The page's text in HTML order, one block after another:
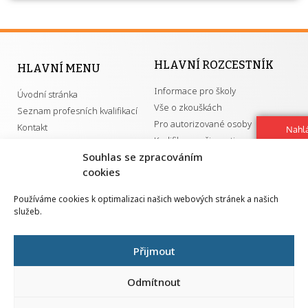
Souhlas se zpracováním
cookies
Používáme cookies k optimalizaci našich webových stránek a našich
služeb.
Přijmout
Odmítnout
HLAVNÍ MENU
Úvodní stránka
Seznam profesních kvalifikací
Kontakt
HLAVNÍ ROZCESTNÍK
Informace pro školy
Vše o zkouškách
Pro autorizované osoby
Kvalifikace a živnosti
GDPR
Národní pedagogický institut ČR
Senovážné náměstí 25
110 00 Praha 1